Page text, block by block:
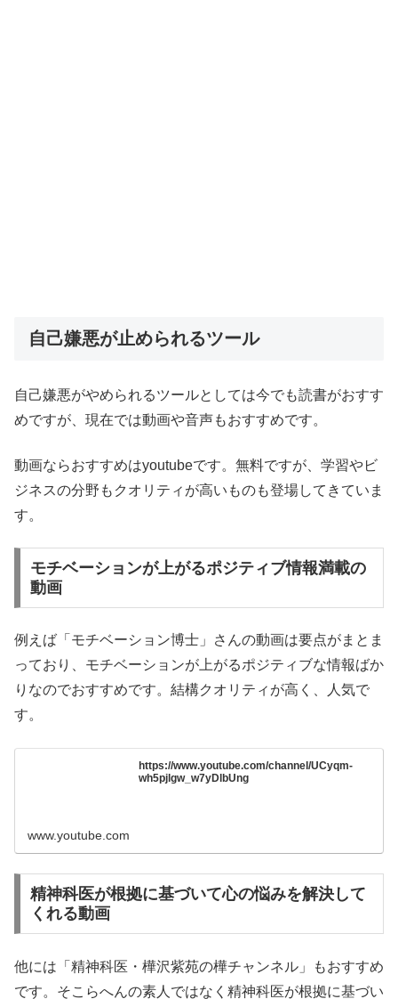
自己嫌悪が止められるツール
自己嫌悪がやめられるツールとしては今でも読書がおすす
めですが、現在では動画や音声もおすすめです。
動画ならおすすめはyoutubeです。無料ですが、学習やビ
ジネスの分野もクオリティが高いものも登場してきていま
す。
モチベーションが上がるポジティブ情報満載の
動画
例えば「モチベーション博士」さんの動画は要点がまとま
っており、モチベーションが上がるポジティブな情報ばか
りなのでおすすめです。結構クオリティが高く、人気で
す。
https://www.youtube.com/channel/UCyqm-
wh5pjlgw_w7yDlbUng
www.youtube.com
精神科医が根拠に基づいて心の悩みを解決して
くれる動画
他には「精神科医・樺沢紫苑の樺チャンネル」もおすすめ
です。そこらへんの素人ではなく精神科医が根拠に基づい